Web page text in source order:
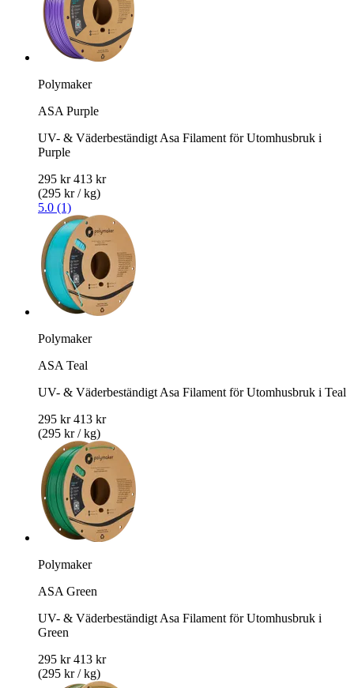
Polymaker
ASA Purple
UV- & Väderbeständigt Asa Filament för Utomhusbruk i
Purple
295 kr 413 kr
(295 kr / kg)
5.0 (1)
Polymaker
ASA Teal
UV- & Väderbeständigt Asa Filament för Utomhusbruk i Teal
295 kr 413 kr
(295 kr / kg)
Polymaker
ASA Green
UV- & Väderbeständigt Asa Filament för Utomhusbruk i
Green
295 kr 413 kr
(295 kr / kg)